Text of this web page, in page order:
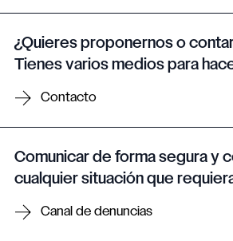
¿Quieres proponernos o
Tienes varios medios para
Contacto
Comunicar de forma segura y
cualquier situación que
Canal de denuncias